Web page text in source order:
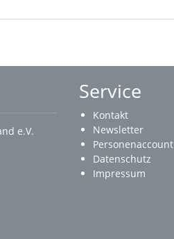
e.V.
Service
Kontakt
Newsletter
Personenaccount
Datenschutz
Impressum